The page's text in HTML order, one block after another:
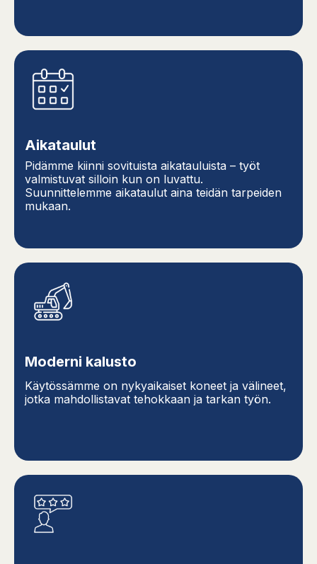
Aikataulut
Pidämme kiinni sovituista aikatauluista – työt
valmistuvat silloin kun on luvattu.
Suunnittelemme aikataulut aina teidän tarpeiden
mukaan.
Moderni kalusto
Käytössämme on nykyaikaiset koneet ja välineet,
jotka mahdollistavat tehokkaan ja tarkan työn.